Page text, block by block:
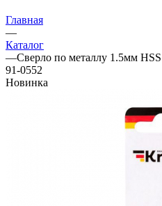
Главная
—
Каталог
—Сверло по металлу 1.5мм
91-0552
Новинка